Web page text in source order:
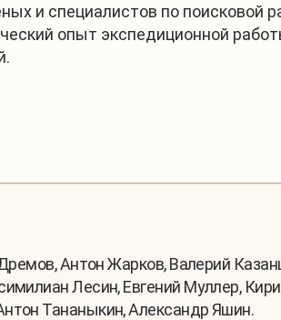
и специалистов по поисковой
опыт экспедиционной
Антон Жарков, Валерий
Лесин, Евгений Муллер,
Тананыкин, Александр Яшин.